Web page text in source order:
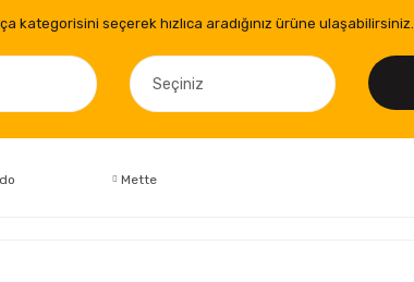
kategorisini seçerek hızlıca aradığınız ürüne ulaşabilirsiniz.
Mette